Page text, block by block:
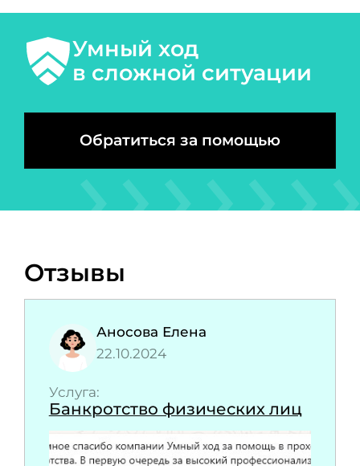
Умный ход
в сложной ситуации
Обратиться за помощью
Отзывы
Аносова Елена
22.10.2024
Услуга:
Банкротство физических лиц